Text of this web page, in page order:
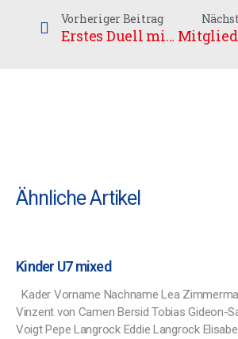
Vorheriger Beitrag
Erstes Duell mit den Red Devils
Ähnliche Artikel
Kinder U7 mixed
Kader Vorname Nachname Lea
Vinzent von Camen Bersid Tobias Gideon-
Voigt Pepe Langrock Eddie Langrock